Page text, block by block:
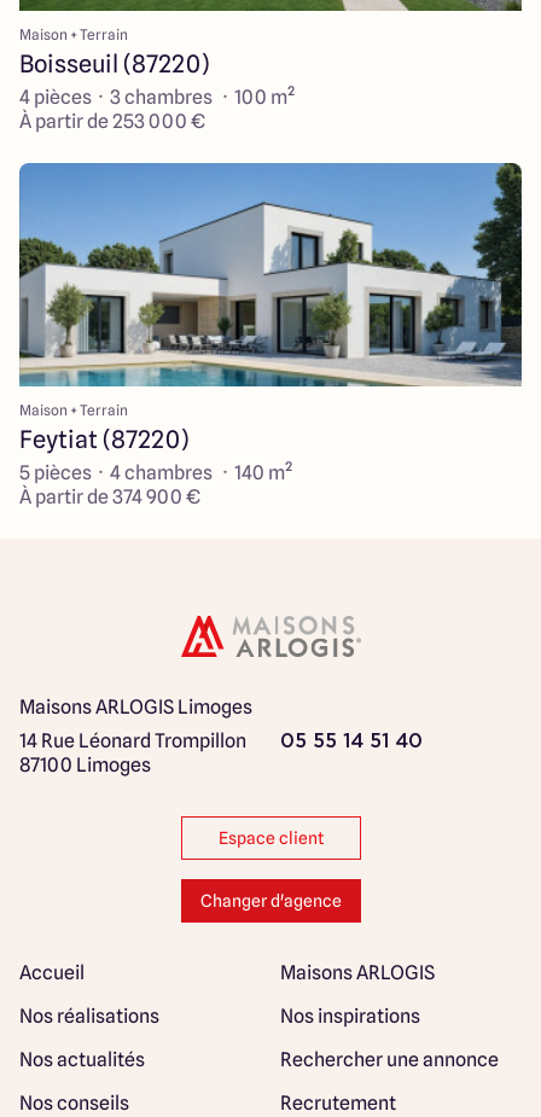
Maison + Terrain
Boisseuil (87220)
4 pièces · 3 chambres · 100 m²
À partir de 253 000 €
Maison + Terrain
Feytiat (87220)
5 pièces · 4 chambres · 140 m²
À partir de 374 900 €
Maisons ARLOGIS Limoges
14 Rue Léonard Trompillon
87100 Limoges
05 55 14 51 40
Espace client
Changer d'agence
Accueil
Maisons ARLOGIS
Nos réalisations
Nos inspirations
Nos actualités
Rechercher une annonce
Nos conseils
Recrutement